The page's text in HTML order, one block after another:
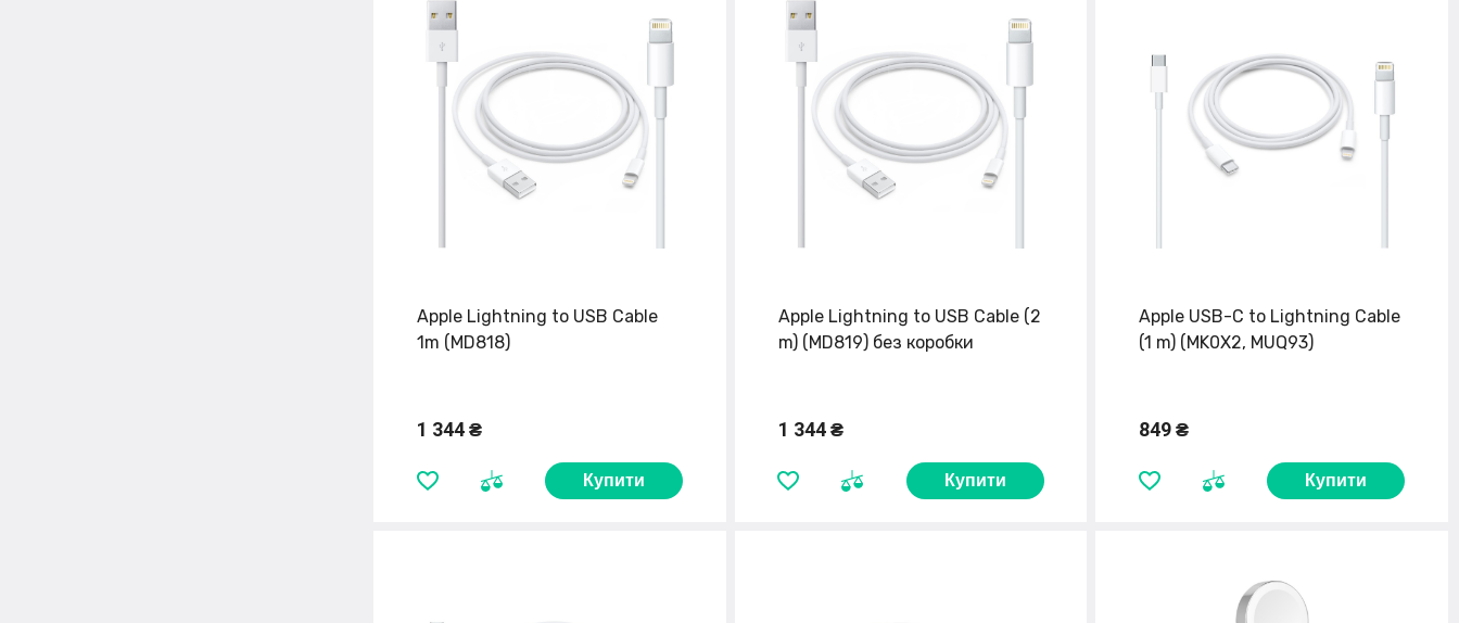
Apple Lightning to USB Cable
1m (MD818)
1 344 ₴
Купити
Apple Lightning to USB Cable (2
m) (MD819) без коробки
1 344 ₴
Купити
Apple USB-C to Lightning Cable
(1 m) (MK0X2, MUQ93)
849 ₴
Купити